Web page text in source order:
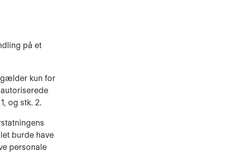
på et
kun for
og stk. 2.
burde have
personale